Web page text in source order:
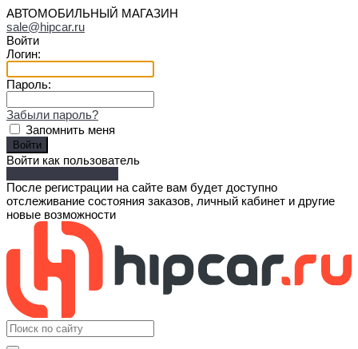
АВТОМОБИЛЬНЫЙ МАГАЗИН
sale@hipcar.ru
Войти
Логин:
Пароль:
Забыли пароль?
Запомнить меня
Войти как пользователь
После регистрации на сайте вам будет доступно
отслеживание состояния заказов, личный кабинет и другие
новые возможности